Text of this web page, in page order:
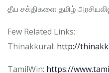
தீய சக்திகளை தமிழ்
Few Related Links:
Thinakkural: http://
TamilWin: https://